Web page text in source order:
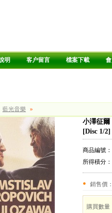
明 客户留言 檔案下載
藍光音樂 »
小澤征爾
[Disc 1/2]
商品編號：
所得積分：
銷售價：
購買數量